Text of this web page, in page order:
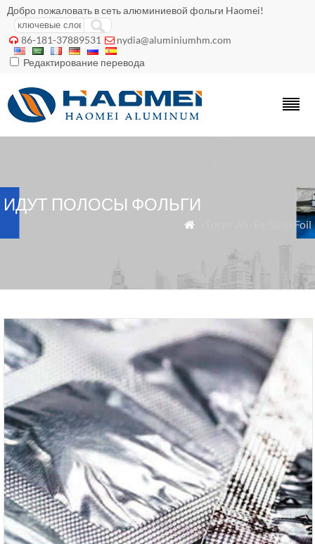
Добро пожаловать в сеть алюминиевой фольги Haomei!
 86-181-37889531  nydia@aluminiumhm.com
Редактирование перевода
ИДУТ ПОЛОСЫ ФОЛЬГИ
 »Теги» Alu Pe Strip Foil